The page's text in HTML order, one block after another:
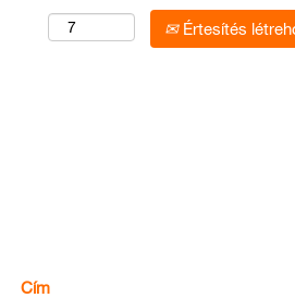
Értesítés
Cím